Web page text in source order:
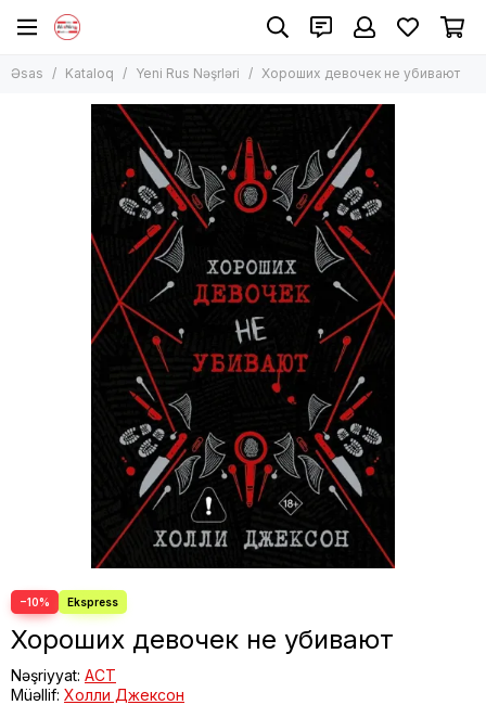
Əsas Kataloq Yeni Rus Nəşrləri Хороших девочек не убивают
−10%
Хороших девочек не убивают
Nəşriyyat: АСТ
Müəllif: Холли Джексон